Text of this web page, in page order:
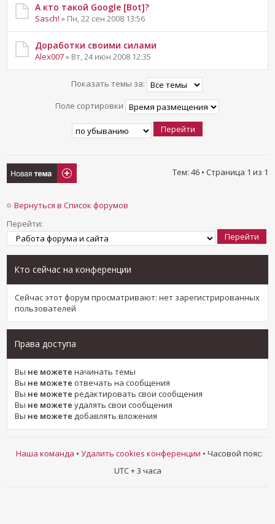
А кто такой Google [Bot]?
Sasch! » Пн, 22 сен 2008 13:56
Доработки своими силами
Alex007» Вт, 24 июн 2008 12:35
Показать темы за:
Поле сортировки
Новая тема Тем: 46 • Страница 1 из 1
Вернуться в Список форумов
Перейти:
Кто сейчас на конференции
Сейчас этот форум просматривают: нет зарегистрированных
пользователей
Права доступа
Вы не можете начинать темы
Вы не можете отвечать на сообщения
Вы не можете редактировать свои сообщения
Вы не можете удалять свои сообщения
Вы не можете добавлять вложения
Наша команда • Удалить cookies конференции • Часовой пояс:
UTC + 3 часа